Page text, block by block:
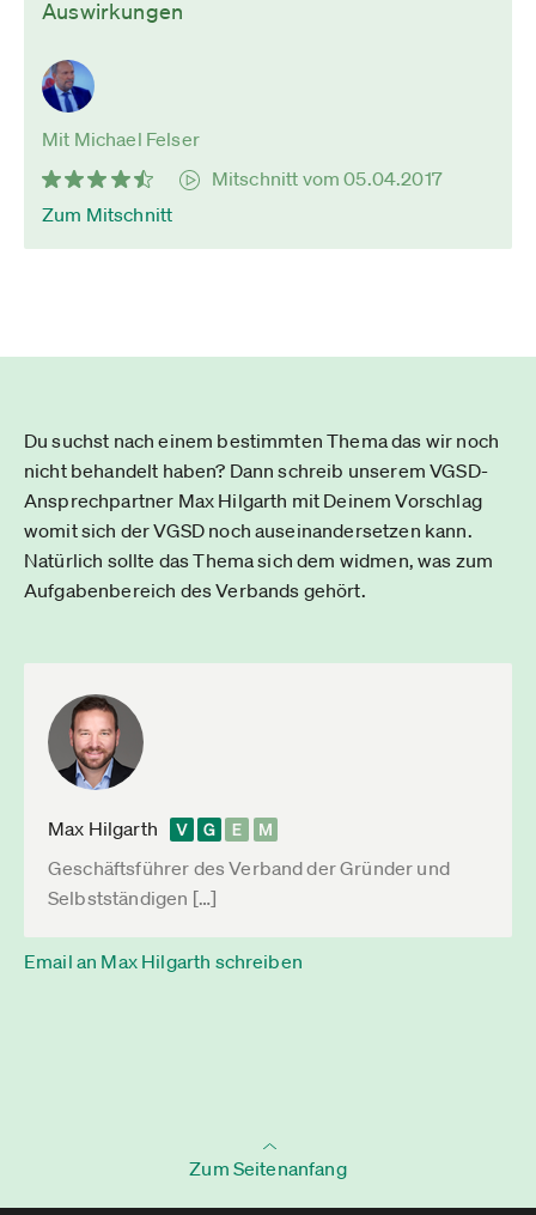
Auswirkungen
Mit Michael Felser
Mitschnitt vom 05.04.2017
Zum Mitschnitt
Du suchst nach einem bestimmten Thema das wir noch
nicht behandelt haben? Dann schreib unserem VGSD-
Ansprechpartner Max Hilgarth mit Deinem Vorschlag
womit sich der VGSD noch auseinandersetzen kann.
Natürlich sollte das Thema sich dem widmen, was zum
Aufgabenbereich des Verbands gehört.
Max Hilgarth
Geschäftsführer des Verband der Gründer und
Selbstständigen […]
Email an Max Hilgarth schreiben
Zum Seitenanfang